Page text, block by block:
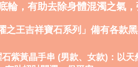
輪，有助去除身體混濁之氣，
之王吉祥寶石系列」備有各款
紫黃晶手串 (男款、女款)：以